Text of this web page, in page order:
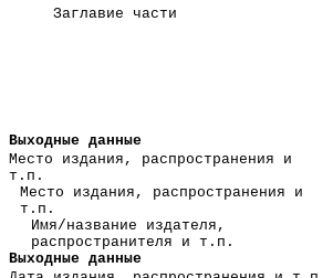
Заглавие части
Выходные данные
Место издания, распространения и
т.п.
Место издания, распространения и
т.п.
Имя/название издателя,
распространителя и т.п.
Выходные данные